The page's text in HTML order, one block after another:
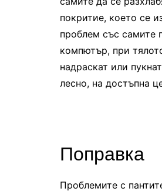
покритие, което се
проблем със самите
компютър, при
надраскат или
лесно, на достъпна
Поправка
Проблемите с